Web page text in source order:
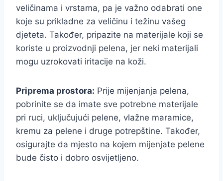
veličinama i vrstama, pa je važno odabrati one
koje su prikladne za veličinu i težinu vašeg
djeteta. Također, pripazite na materijale koji se
koriste u proizvodnji pelena, jer neki materijali
mogu uzrokovati iritacije na koži.
Priprema prostora: Prije mijenjanja pelena,
pobrinite se da imate sve potrebne materijale
pri ruci, uključujući pelene, vlažne maramice,
kremu za pelene i druge potrepštine. Također,
osigurajte da mjesto na kojem mijenjate pelene
bude čisto i dobro osvijetljeno.